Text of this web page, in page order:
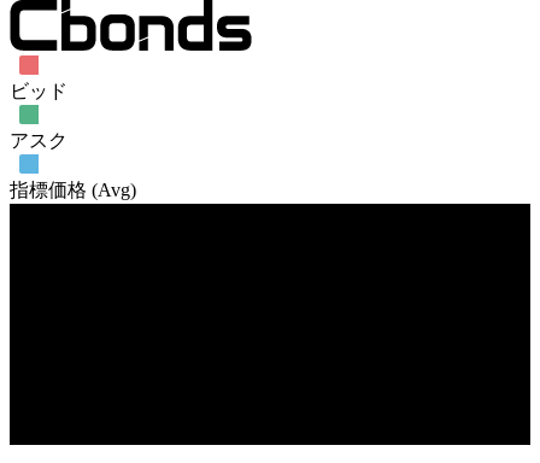
ビッド
アスク
指標価格 (Avg)